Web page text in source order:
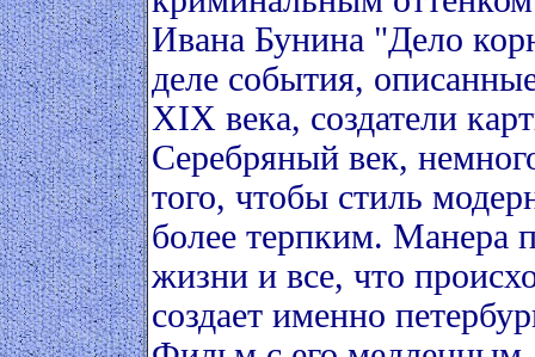
Ивана Бунина "Дело
деле события,
XIX века, создатели
Серебряный век,
того, чтобы стиль
более терпким. Манера
жизни и все, что
создает именно